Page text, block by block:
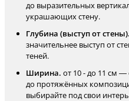
до выразительных
украшающих стену.
Глубина (выступ от стены).
значительнее выступ от
теней.
Ширина. от 10 - до 11 см
до протяжённых
выбирайте под свои